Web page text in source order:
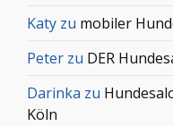
Katy zu mobiler
Peter zu DER
Darinka zu
Köln